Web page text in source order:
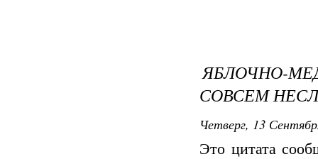
ЯБЛОЧНО-
СОВСЕМ
Четверг, 13
Это цитата